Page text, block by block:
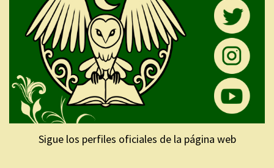
Sigue los perfiles oficiales de la página web